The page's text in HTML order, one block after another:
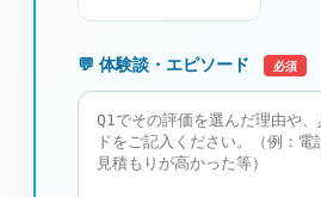
💬 体験談・エピソード 必須